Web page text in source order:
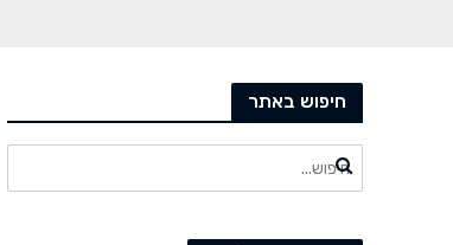
חיפוש באתר